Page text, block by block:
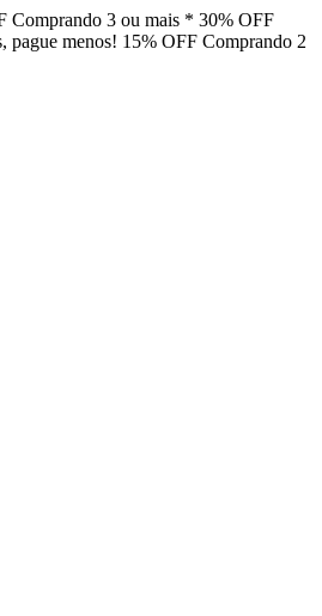
Comprando 3 ou mais * 30% OFF
pague menos! 15% OFF Comprando 2